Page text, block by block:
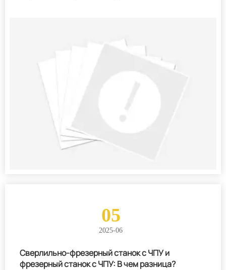
05
2025-06
Сверлильно-фрезерный станок с ЧПУ и
фрезерный станок с ЧПУ: В чем разница?